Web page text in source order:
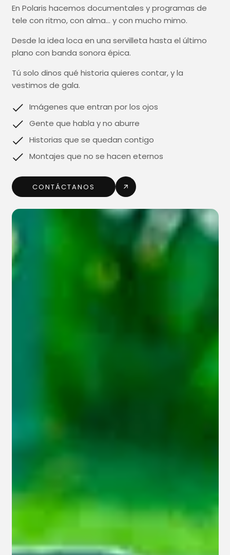
En Polaris hacemos documentales y programas de
tele con ritmo, con alma… y con mucho mimo.
Desde la idea loca en una servilleta hasta el último
plano con banda sonora épica.
Tú solo dinos qué historia quieres contar, y la
vestimos de gala.
Imágenes que entran por los ojos
Gente que habla y no aburre
Historias que se quedan contigo
Montajes que no se hacen eternos
CONTÁCTANOS